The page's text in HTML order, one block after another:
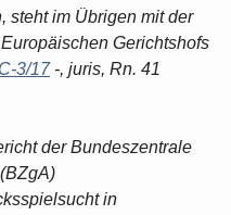
steht im Übrigen mit der
Gerichtshofs
C-3/17-, juris, Rn. 41
der Bundeszentrale
in